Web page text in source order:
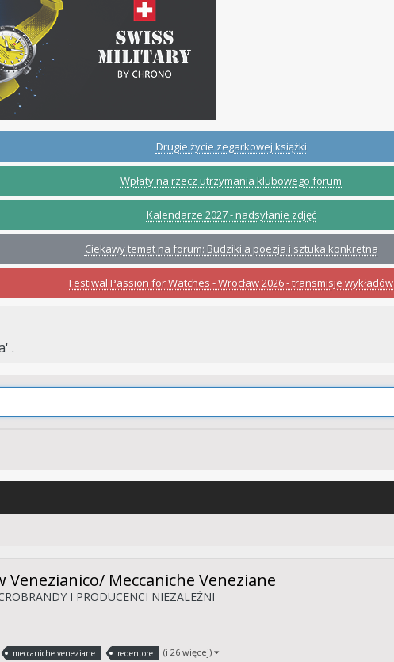
Drugie życie zegarkowej książki
Wpłaty na rzecz utrzymania klubowego forum
Kalendarze 2027 - nadsyłanie zdjęć
Ciekawy temat na forum: Budziki a poezja i sztuka konkretna
Festiwal Passion for Watches - Wrocław 2026 - transmisje wykładów
.
Venezianico/ Meccaniche Veneziane
I PRODUCENCI NIEZALEŻNI
meccaniche veneziane redentore (i 26 więcej)